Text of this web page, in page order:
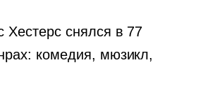
Хестерс снялся в 77
комедия, мюзикл,